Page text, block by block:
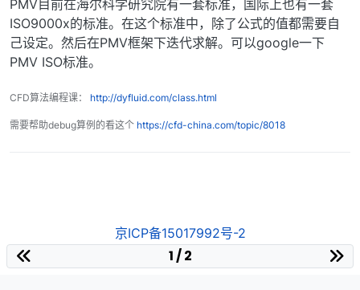
PMV目前在海尔科学研究院有一套标准，国际上也有一套
ISO9000x的标准。在这个标准中，除了公式的值都需要自
己设定。然后在PMV框架下迭代求解。可以google一下
PMV ISO标准。
CFD算法编程课： http://dyfluid.com/class.html
需要帮助debug算例的看这个 https://cfd-china.com/topic/8018
京ICP备15017992号-2
1 / 2